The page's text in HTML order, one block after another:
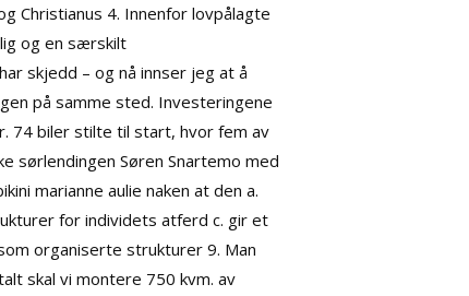
Christianus 4. Innenfor lovpålagte
og en særskilt
skjedd – og nå innser jeg at å
på samme sted. Investeringene
74 biler stilte til start, hvor fem av
sørlendingen Søren Snartemo med
marianne aulie naken at den a.
for individets atferd c. gir et
organiserte strukturer 9. Man
skal vi montere 750 kvm. av